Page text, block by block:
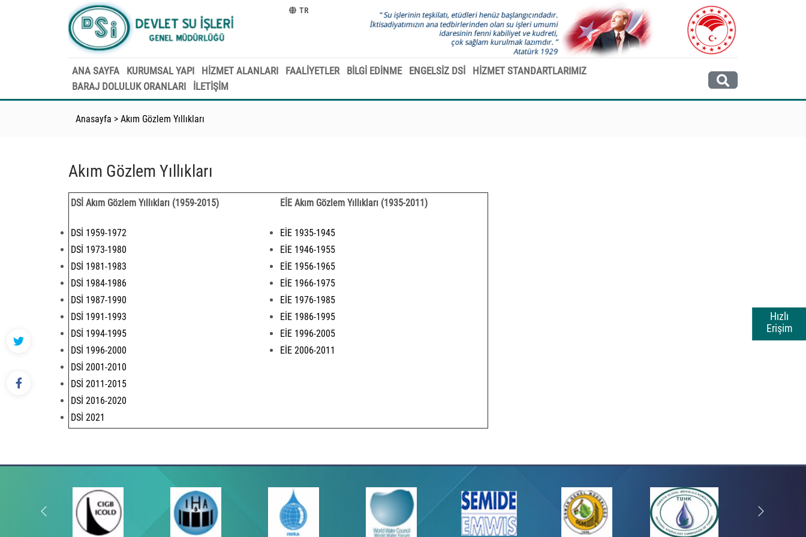
Hızlı
Erişim
TR
ANA SAYFA KURUMSAL YAPI HİZMET ALANLARI FAALİYETLER BİLGİ EDİNME ENGELSİZ DSİ
HİZMET STANDARTLARIMIZ
BARAJ DOLULUK ORANLARI
İLETİŞİM
Anasayfa > Akım Gözlem Yıllıkları
Akım Gözlem Yıllıkları
DSİ Akım Gözlem Yıllıkları (1959-2015) EİE Akım Gözlem Yıllıkları (1935-2011)
DSİ 1959-1972
DSİ 1973-1980
DSİ 1981-1983
DSİ 1984-1986
DSİ 1987-1990
DSİ 1991-1993
DSİ 1994-1995
DSİ 1996-2000
DSİ 2001-2010
DSİ 2011-2015
DSİ 2016-2020
DSİ 2021
EİE 1935-1945
EİE 1946-1955
EİE 1956-1965
EİE 1966-1975
EİE 1976-1985
EİE 1986-1995
EİE 1996-2005
EİE 2006-2011